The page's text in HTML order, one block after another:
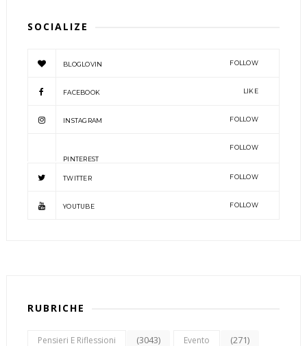
SOCIALIZE
BLOGLOVIN FOLLOW
FACEBOOK LIKE
INSTAGRAM FOLLOW
PINTEREST
FOLLOW
TWITTER FOLLOW
YOUTUBE FOLLOW
RUBRICHE
Pensieri E Riflessioni (3043) Evento (271)